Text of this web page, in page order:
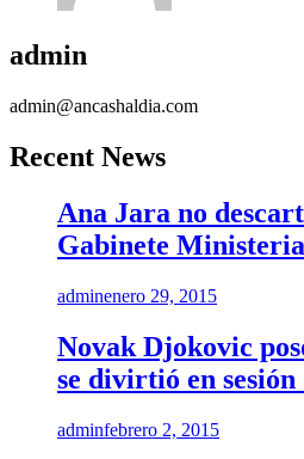
admin
admin@ancashaldia.com
Recent News
Ana Jara no
Gabinete
adminenero 29, 2015
Novak Djokovic
se divirtió en sesión
adminfebrero 2, 2015